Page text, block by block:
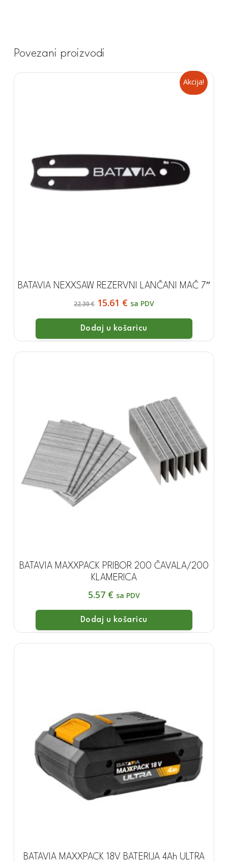
Nema proizvoda u košarici.
Povezani proizvodi
Akcija!
BATAVIA NEXXSAW REZERVNI LANČANI MAČ 7″
22.30€ Izvorna
bila
je:
15.61 €Trenutna
je:
15.61
sa PDV
Dodaj u košaricu
BATAVIA MAXXPACK PRIBOR 200 ČAVALA/200
KLAMERICA
5.57 € sa PDV
Dodaj u košaricu
BATAVIA MAXXPACK 18V BATERIJA 4Ah ULTRA